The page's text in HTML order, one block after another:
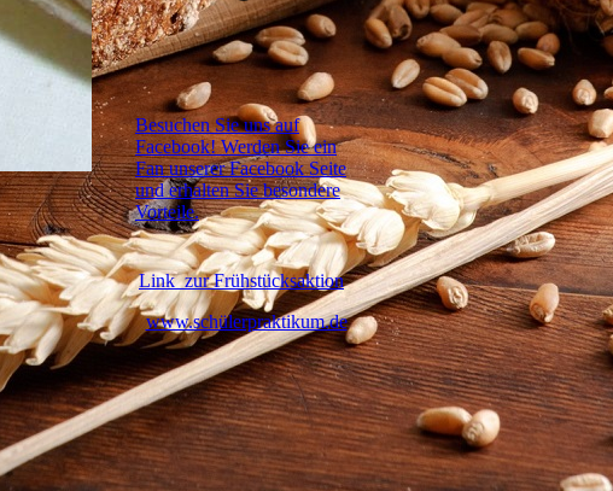
Besuchen Sie uns auf
Facebook! Werden Sie ein
Fan unserer Facebook Seite
und erhalten Sie besondere
Vorteile.
Link zur Frühstücksaktion
www.schülerpraktikum.de